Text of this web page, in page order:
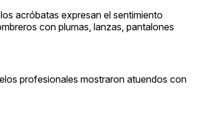
acróbatas expresan el sentimiento
con plumas, lanzas, pantalones
profesionales mostraron atuendos con